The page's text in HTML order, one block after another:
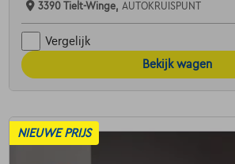
3390 Tielt-Winge, AUTOKRUISPUNT
Vergelijk
Bekijk wagen
NIEUWE PRIJS